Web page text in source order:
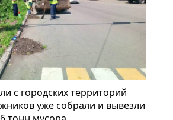
с городских территорий
уже собрали и вывезли